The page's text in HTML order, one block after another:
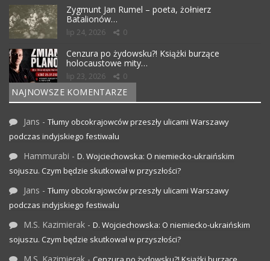
Zygmunt Jan Rumel – poeta, żołnierz
Batalionów…
lip 24, 2026 0
Cenzura po żydowsku?! Książki burzące
holocaustowe mity…
lip 23, 2026 0
NAJNOWSZE KOMENTARZE
Jans - Tłumy obcokrajowców przeszły ulicami Warszawy
podczas indyjskiego festiwalu
Hammurabi - D. Wojciechowska: O niemiecko-ukraińskim
sojuszu. Czym będzie skutkował w przyszłości?
Jans - Tłumy obcokrajowców przeszły ulicami Warszawy
podczas indyjskiego festiwalu
M.S. Kazimierak - D. Wojciechowska: O niemiecko-ukraińskim
sojuszu. Czym będzie skutkował w przyszłości?
M.S. Kazimierak -